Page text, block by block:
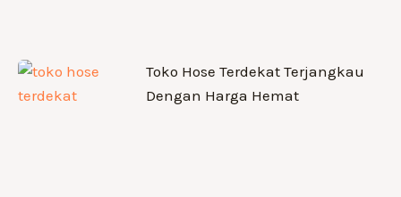
Toko Hose Terdekat Terjangkau
Dengan Harga Hemat